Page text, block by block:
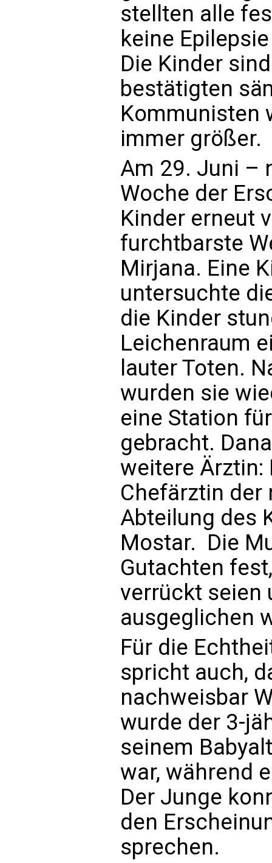
stellten alle
keine
Die Kinder
bestätigten
Kommunisten
immer größer.
Am 29. Juni –
Woche der
Kinder erneut
furchtbarste
Mirjana. Eine
untersuchte
die Kinder
Leichenraum
lauter Toten.
wurden sie
eine Station
gebracht.
weitere Ärztin:
Chefärztin der
Abteilung des
Mostar. Die
Gutachten
verrückt seien
ausgeglichen
Für die
spricht auch,
nachweisbar
wurde der 3-
seinem
war, während
Der Junge
den
sprechen.